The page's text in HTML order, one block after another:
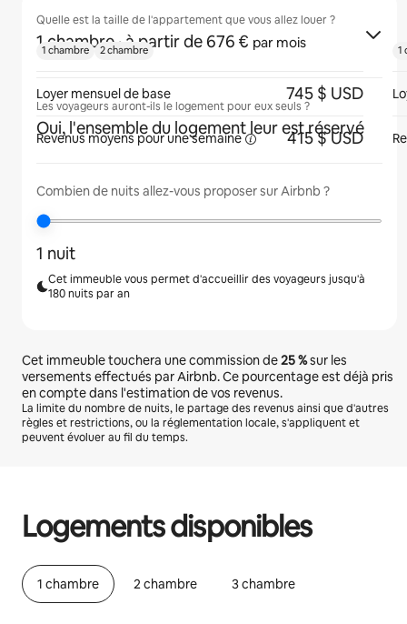
Quelle est la taille de l'appartement que vous allez louer ?
1 chambre · à partir de 676 € par mois
Les voyageurs auront-ils le logement pour eux seuls ?
Oui, l'ensemble du logement leur est réservé
Combien de nuits allez-vous proposer sur Airbnb ?
1 nuit
Cet immeuble vous permet d'accueillir des voyageurs jusqu'à
180 nuits par an
Cet immeuble touchera une commission de25 %sur les
versements effectués par Airbnb. Ce pourcentage est déjà pris
en compte dans l'estimation de vos revenus.
La limite du nombre de nuits, le partage des revenus ainsi que d'autres
règles et restrictions, ou la réglementation locale, s'appliquent et
peuvent évoluer au fil du temps.
Logements disponibles
1 chambre 2 chambre 3 chambre
1 chambre 2 chambre
Loyer mensuel de base 745 $ USD
Revenus moyens pour unesemaine 415 $ USD
1